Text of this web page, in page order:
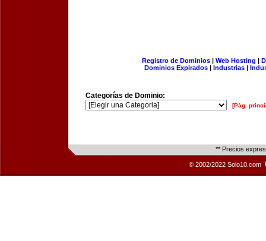
Registro de Dominios| Web Hosting |
Dominios Expirados | Industrias |
Categorías de Dominio:
[Pág.
** Precios
© 2002/2022 Solo10.com